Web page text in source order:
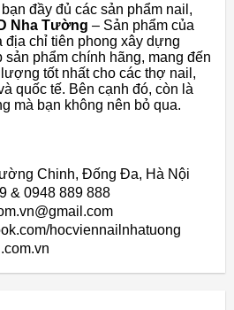
đầy đủ các sản phẩm nail,
Nha Tường – Sản phẩm của
địa chỉ tiên phong xây dựng
phẩm chính hãng, mang đến
tốt nhất cho các thợ nail,
quốc tế. Bên cạnh đó, còn là
mà bạn không nên bỏ qua.
Chinh, Đống Đa, Hà Nội
& 0948 889 888
hocviennailnhatuong